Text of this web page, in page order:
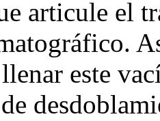
articule el
este